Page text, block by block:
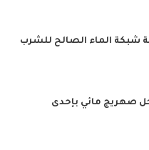
شبكة الماء الصالح للشرب
صهريج مائي بإحدى